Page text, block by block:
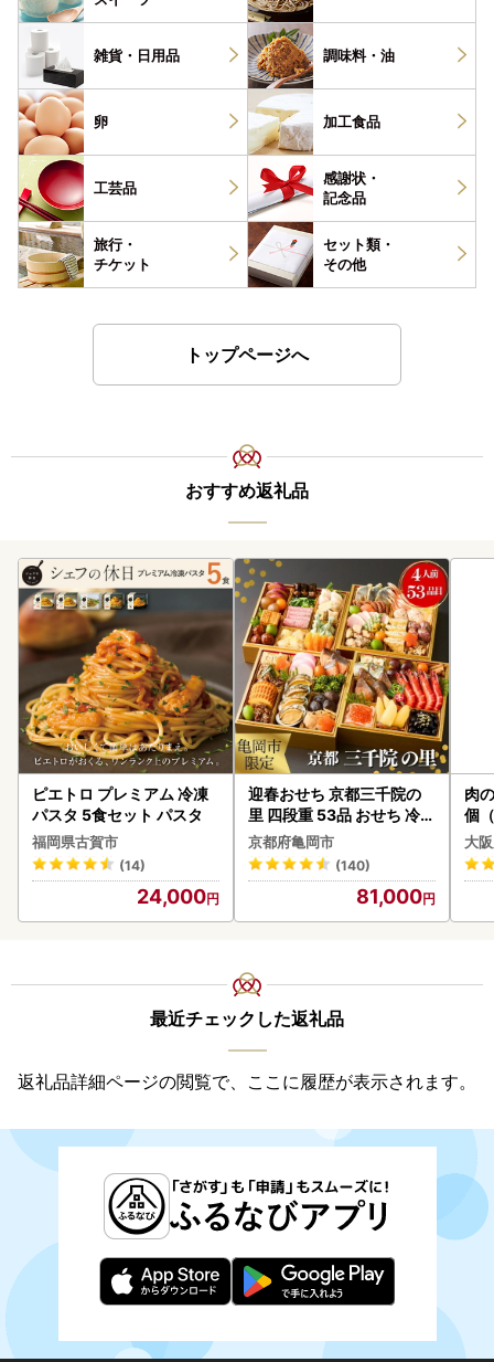
雑貨・ 日用品 調味料・ 油
卵 加工食品
工芸品
感謝状・
記念品
旅行・
チケット
セット類・
その他
トップページへ
おすすめ返礼品
ピエトロ プレミアム 冷凍
パスタ 5食セット パスタ
福岡県古賀市
(14)
24,000
迎春おせち 京都三千院の
里 四段重 53品 おせち 冷蔵
2027 先行予約
京都府亀岡市
(140)
81,000
肉
個
ー
わ
大
最近チェックした返礼品
返礼品詳細ページの閲覧で、ここに履歴が表示されます。